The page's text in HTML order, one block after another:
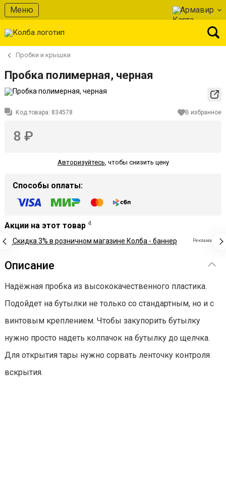
Меню Армавир
Пробки и крышки
Пробка полимерная, черная
Код товара: 834578 В избранное
8 ₽
Авторизуйтесь, чтобы снизить цену
Способы оплаты:
Акции на этот товар 4
Реклама
Описание
Надёжная пробка из высококачественного пластика.
Подойдет на бутылки не только со стандартным, но и с
винтовым креплением. Чтобы закупорить бутылку
нужно просто надеть колпачок на бутылку до щелчка.
Для открытия тары нужно сорвать ленточку контроля
вскрытия.